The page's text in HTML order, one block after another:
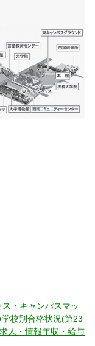
・キャンパスマッ
学校別合格状況(第23
求人・情報年収・給与